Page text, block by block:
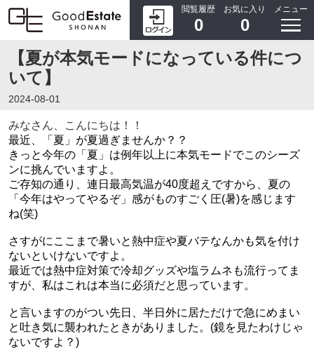
閲覧履歴
0
お気に入り
0
メニュー
【夏が本気モードになっている件につ
いて】
2024-08-01
みなさん、こんにちは！！
最近、「夏」が夏過ぎませんか？？
きっと今年の「夏」は例年以上に本気モードでこのシーズ
ンに挑んでいますよ。
ご存知の通り、連日最高気温が40度超えですから、夏の
「今年はやってやるぞ」感がものすごく圧(暑)を感じます
ね(笑)
さすがにここまで暑いと熱中症や夏バテなんかも気を付け
ないといけないですよ。
最近では熱中症対策で冷却グッズや塩ラムネも流行ってま
すが、私はこれは本当に必須だと思っています。
と言いますのがつい先日、半日外に居ただけで急にめまい
と吐き気に襲われたときがありました。(鏡を見たわけじゃ
ないですよ？)